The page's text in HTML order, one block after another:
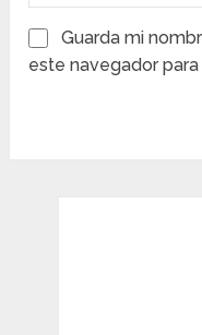
Guarda mi
este navegador